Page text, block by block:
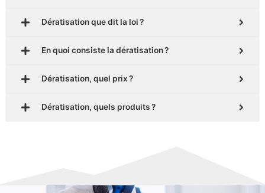
Dératisation que dit la loi ?
En quoi consiste la dératisation ?
Dératisation, quel prix ?
Dératisation, quels produits ?